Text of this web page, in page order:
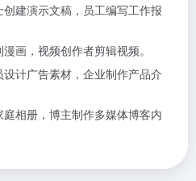
建演示文稿，员工编写工作报
画，视频创作者剪辑视频。
计广告素材，企业制作产品介
相册，博主制作多媒体博客内